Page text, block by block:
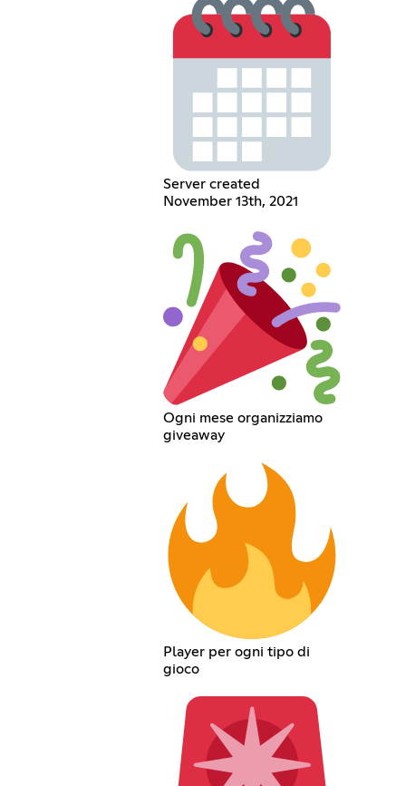
Server created
November 13th, 2021
Ogni mese organizziamo
giveaway
Player per ogni tipo di
gioco